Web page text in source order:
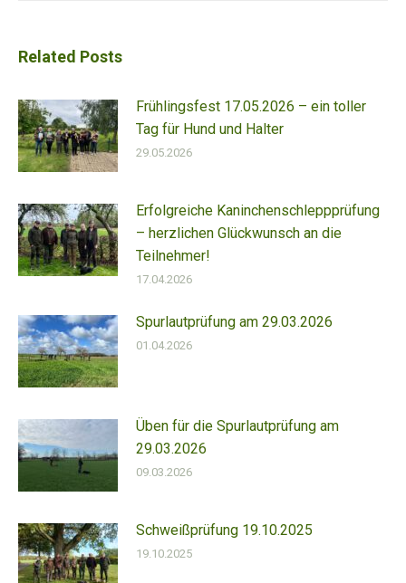
Related Posts
Frühlingsfest 17.05.2026 – ein toller
Tag für Hund und Halter
29.05.2026
Erfolgreiche Kaninchenschleppprüfung
– herzlichen Glückwunsch an die
Teilnehmer!
17.04.2026
Spurlautprüfung am 29.03.2026
01.04.2026
Üben für die Spurlautprüfung am
29.03.2026
09.03.2026
Schweißprüfung 19.10.2025
19.10.2025